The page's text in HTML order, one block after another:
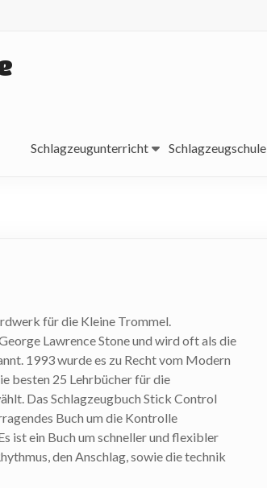
Schlagzeugunterricht Schlagzeugschule
für die Kleine Trommel.
Lawrence Stone und wird oft als die
1993 wurde es zu Recht vom Modern
besten 25 Lehrbücher für die
Das Schlagzeugbuch Stick Control
Buch um die Kontrolle
ist ein Buch um schneller und flexibler
den Anschlag, sowie die technik